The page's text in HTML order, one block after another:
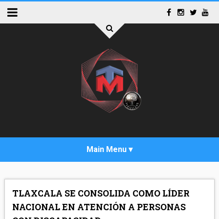
TLAXCALA SE CONSOLIDA COMO LÍDER
NACIONAL EN ATENCIÓN A PERSONAS